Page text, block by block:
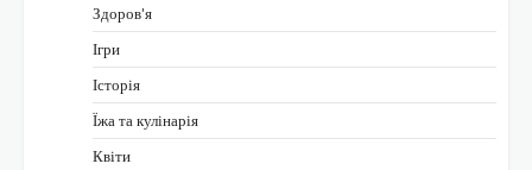
Здоров'я
Ігри
Історія
Їжа та кулінарія
Квіти